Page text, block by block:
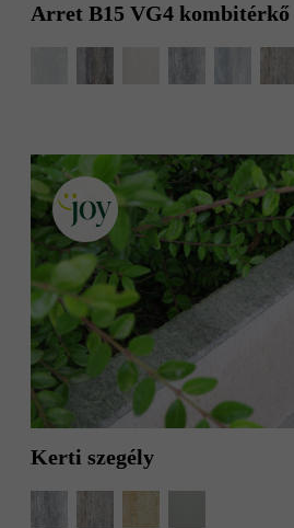
Arret B15 VG4 kombitérkő
Kerti szegély